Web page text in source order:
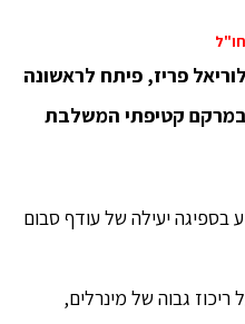
פריז, פיתח לראשונה
במרקם קטיפתי המשלבת
בספיגה יעילה של עודף סבום
ריכוז גבוה של מינרלים,